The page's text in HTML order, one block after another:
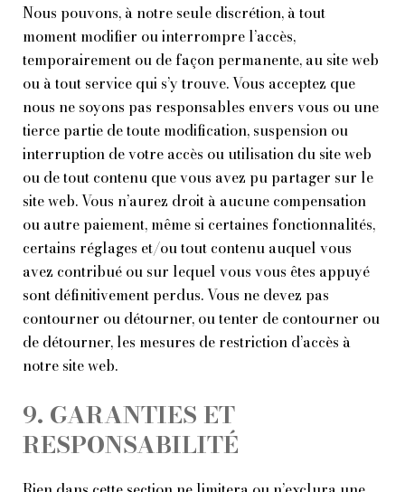
Nous pouvons, à notre seule discrétion, à tout
moment modifier ou interrompre l’accès,
temporairement ou de façon permanente, au site web
ou à tout service qui s’y trouve. Vous acceptez que
nous ne soyons pas responsables envers vous ou une
tierce partie de toute modification, suspension ou
interruption de votre accès ou utilisation du site web
ou de tout contenu que vous avez pu partager sur le
site web. Vous n’aurez droit à aucune compensation
ou autre paiement, même si certaines fonctionnalités,
certains réglages et/ou tout contenu auquel vous
avez contribué ou sur lequel vous vous êtes appuyé
sont définitivement perdus. Vous ne devez pas
contourner ou détourner, ou tenter de contourner ou
de détourner, les mesures de restriction d’accès à
notre site web.
9. GARANTIES ET
RESPONSABILITÉ